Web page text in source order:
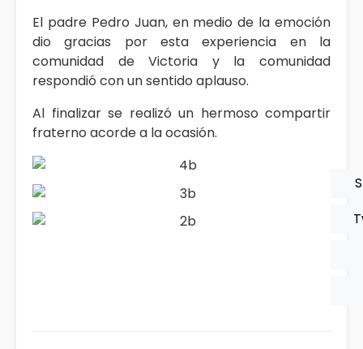
El padre Pedro Juan, en medio de la emoción
dio gracias por esta experiencia en la
comunidad de Victoria y la comunidad
respondió con un sentido aplauso.
Al finalizar se realizó un hermoso compartir
fraterno acorde a la ocasión.